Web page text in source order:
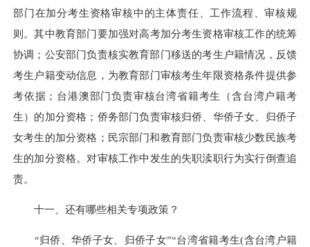
部门在加分考生资格审核中的主体责任、工作流程、审核规
则。其中教育部门要加强对高考加分考生资格审核工作的统筹
协调；公安部门负责核实教育部门移送的考生户籍情况，反馈
考生户籍变动信息，为教育部门审核考生年限资格条件提供参
考依据；台港澳部门负责审核台湾省籍考生（含台湾户籍考
生）的加分资格；侨务部门负责审核归侨、华侨子女、归侨子
女考生的加分资格；民宗部门和教育部门负责审核少数民族考
生的加分资格。对审核工作中发生的失职渎职行为实行倒查追
责。
十一、还有哪些相关专项政策？
“归侨、华侨子女、归侨子女”“台湾省籍考生(含台湾户籍